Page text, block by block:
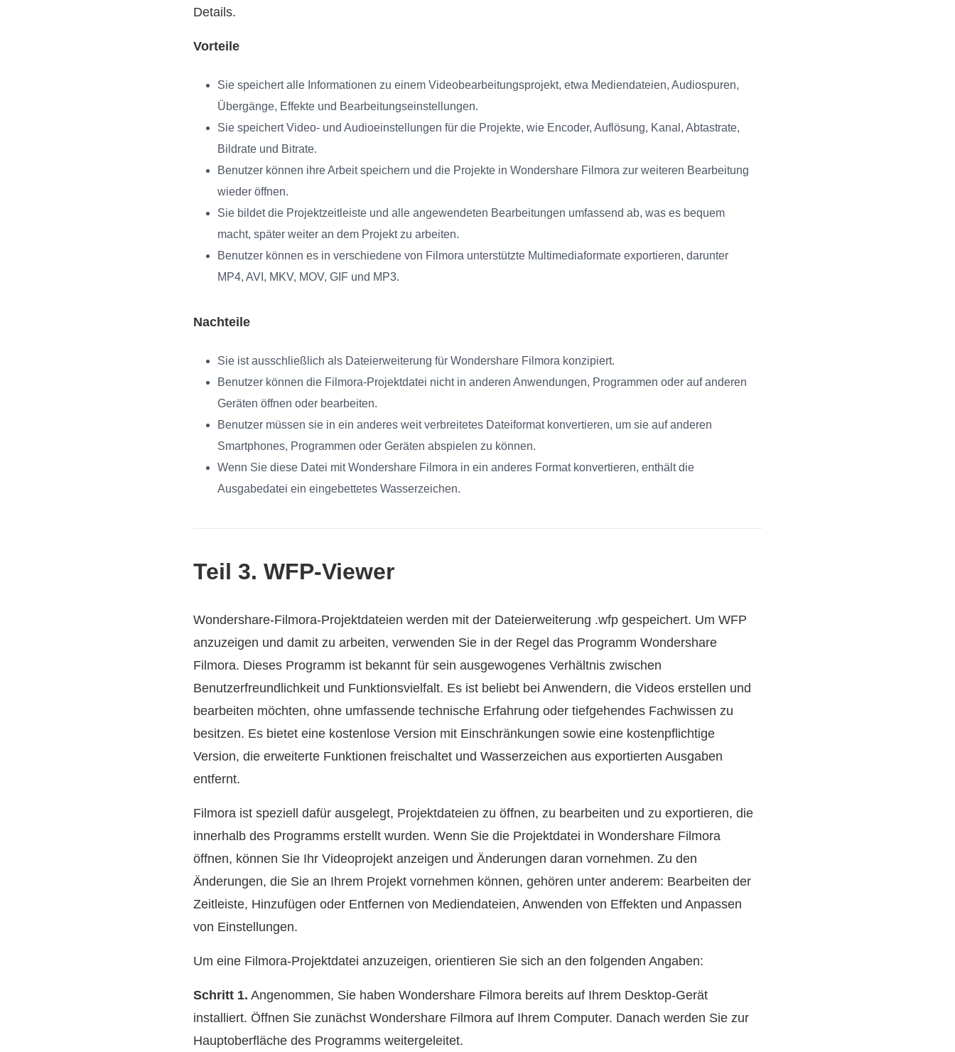
Details.
Vorteile
Sie speichert alle Informationen zu einem Videobearbeitungsprojekt, etwa Mediendateien, Audiospuren,
Übergänge, Effekte und Bearbeitungseinstellungen.
Sie speichert Video- und Audioeinstellungen für die Projekte, wie Encoder, Auflösung, Kanal, Abtastrate,
Bildrate und Bitrate.
Benutzer können ihre Arbeit speichern und die Projekte in Wondershare Filmora zur weiteren Bearbeitung
wieder öffnen.
Sie bildet die Projektzeitleiste und alle angewendeten Bearbeitungen umfassend ab, was es bequem
macht, später weiter an dem Projekt zu arbeiten.
Benutzer können es in verschiedene von Filmora unterstützte Multimediaformate exportieren, darunter
MP4, AVI, MKV, MOV, GIF und MP3.
Nachteile
Sie ist ausschließlich als Dateierweiterung für Wondershare Filmora konzipiert.
Benutzer können die Filmora-Projektdatei nicht in anderen Anwendungen, Programmen oder auf anderen
Geräten öffnen oder bearbeiten.
Benutzer müssen sie in ein anderes weit verbreitetes Dateiformat konvertieren, um sie auf anderen
Smartphones, Programmen oder Geräten abspielen zu können.
Wenn Sie diese Datei mit Wondershare Filmora in ein anderes Format konvertieren, enthält die
Ausgabedatei ein eingebettetes Wasserzeichen.
Teil 3. WFP-Viewer
Wondershare-Filmora-Projektdateien werden mit der Dateierweiterung .wfp gespeichert. Um WFP
anzuzeigen und damit zu arbeiten, verwenden Sie in der Regel das Programm Wondershare
Filmora. Dieses Programm ist bekannt für sein ausgewogenes Verhältnis zwischen
Benutzerfreundlichkeit und Funktionsvielfalt. Es ist beliebt bei Anwendern, die Videos erstellen und
bearbeiten möchten, ohne umfassende technische Erfahrung oder tiefgehendes Fachwissen zu
besitzen. Es bietet eine kostenlose Version mit Einschränkungen sowie eine kostenpflichtige
Version, die erweiterte Funktionen freischaltet und Wasserzeichen aus exportierten Ausgaben
entfernt.
Filmora ist speziell dafür ausgelegt, Projektdateien zu öffnen, zu bearbeiten und zu exportieren, die
innerhalb des Programms erstellt wurden. Wenn Sie die Projektdatei in Wondershare Filmora
öffnen, können Sie Ihr Videoprojekt anzeigen und Änderungen daran vornehmen. Zu den
Änderungen, die Sie an Ihrem Projekt vornehmen können, gehören unter anderem: Bearbeiten der
Zeitleiste, Hinzufügen oder Entfernen von Mediendateien, Anwenden von Effekten und Anpassen
von Einstellungen.
Um eine Filmora-Projektdatei anzuzeigen, orientieren Sie sich an den folgenden Angaben:
Schritt 1. Angenommen, Sie haben Wondershare Filmora bereits auf Ihrem Desktop-Gerät
installiert. Öffnen Sie zunächst Wondershare Filmora auf Ihrem Computer. Danach werden Sie zur
Hauptoberfläche des Programms weitergeleitet.